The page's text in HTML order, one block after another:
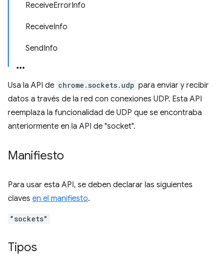
ReceiveErrorInfo
ReceiveInfo
SendInfo
Usa la API de chrome.sockets.udp para enviar y recibir
datos a través de la red con conexiones UDP. Esta API
reemplaza la funcionalidad de UDP que se encontraba
anteriormente en la API de "socket".
Manifiesto
Para usar esta API, se deben declarar las siguientes
claves en el manifiesto.
"sockets"
Tipos